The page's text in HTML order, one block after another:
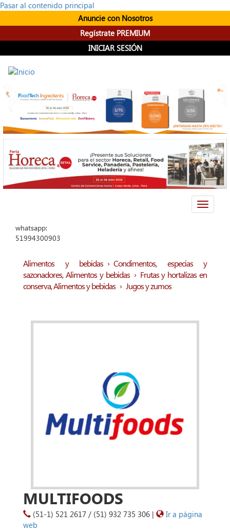
Pasar al contenido principal
Anuncie con Nosotros
Regístrate PREMIUM
INICIAR SESIÓN
Toggle
whatsapp:
51994300903
Alimentos y bebidas › Condimentos, especias y
sazonadores,Alimentos y bebidas › Frutas y hortalizas en
conserva,Alimentos y bebidas › Jugos y zumos
MULTIFOODS
(51-1) 521 2617 / (51) 932 735 306 |
Ir a página
web